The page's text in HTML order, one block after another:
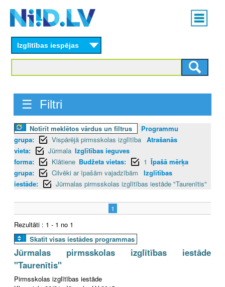
content
Main
menu
Izglītības iespējas
☰ Filtri
Notīrīt meklētos vārdus un filtrus
Programmu
grupa:
Vispārējā pirmsskolas izglītība Atrašanās
vieta:
Jūrmala Izglītības ieguves
forma:
Klātiene Budžeta vietas: 1 Īpašā mērķa
grupa:
Cilvēki ar īpašām vajadzībām
Izglītības
iestāde:
Jūrmalas pirmsskolas izglītības iestāde "Taurenītis"
1
Rezultāti : 1 - 1 no 1
Skatīt visas iestādes programmas
Jūrmalas pirmsskolas izglītības iestāde
"Taurenītis"
Pirmsskolas izglītības iestāde